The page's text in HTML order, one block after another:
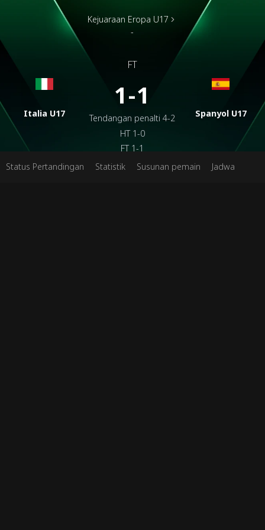
Italia U17
Kejuaraan Eropa U17
-
FT
1-1
Tendangan penalti 4-2
HT 1-0
FT 1-1
Spanyol U17
Status Pertandingan Statistik Susunan pemain Jadwal